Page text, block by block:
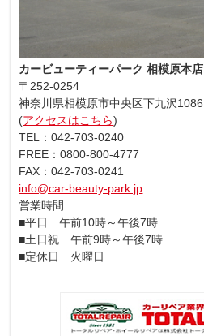
カービューティーパーク 相模原本店
〒252-0254
神奈川県相模原市中央区下九沢1086
(アクセスはこちら)
TEL：042-703-0240
FREE：0800-800-4777
FAX：042-703-0241
info@car-beauty-park.jp
営業時間
■平日 午前10時～午後7時
■土日祝 午前9時～午後7時
■定休日 火曜日